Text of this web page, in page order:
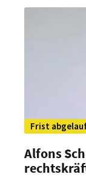
kann.
Frist
Alfons